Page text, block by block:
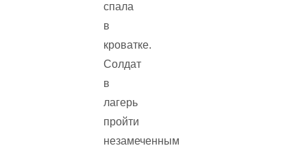
спала
в
кроватке.
Солдат
в
лагерь
пройти
незамеченным